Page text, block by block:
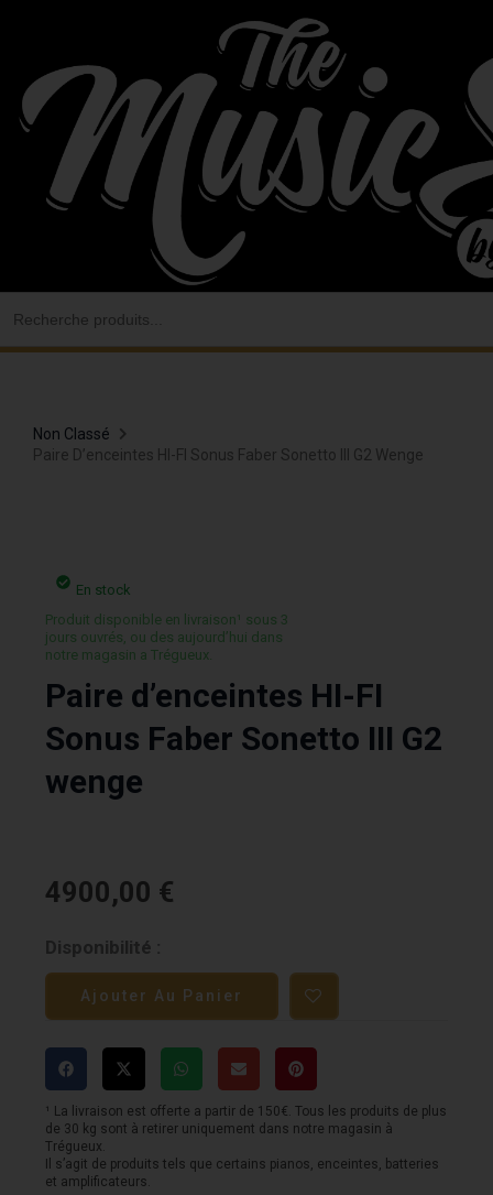
contenu
Non Classé
Paire D’enceintes HI-FI Sonus Faber Sonetto III G2 Wenge
En stock
Produit disponible en livraison¹ sous 3
jours ouvrés, ou des aujourd’hui dans
notre magasin a Trégueux.
Paire d’enceintes HI-FI
Sonus Faber Sonetto III G2
wenge
4900,00 €
Disponibilité :
quantité
de
Paire
d'enceintes
HI-
FI
Sonus
Faber
Ajouter Au Panier
¹ La livraison est offerte a partir de 150€. Tous les produits de plus
de 30 kg sont à retirer uniquement dans notre magasin à
Trégueux.
Il s’agit de produits tels que certains pianos, enceintes, batteries
et amplificateurs.